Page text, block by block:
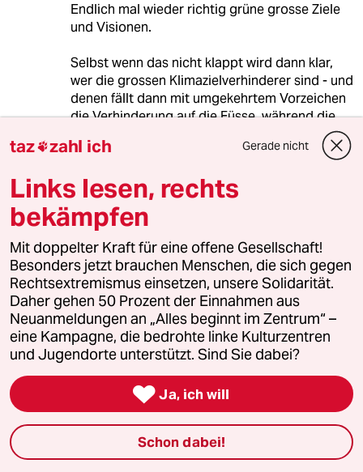
Endlich mal wieder richtig grüne grosse Ziele
und Visionen.
Selbst wenn das nicht klappt wird dann klar,
wer die grossen Klimazielverhinderer sind - und
denen fällt dann mit umgekehrtem Vorzeichen
die Verhinderung auf die Füsse, während die
Gregor Tobias
16.08.2018,17:43 Uhr
Die Menschheit scheint leider nicht in der Lage
zu sein, ihre größte Aufgabe zu lösen, oder
auch nur zu erkennen.
Ob KI da weiterhilft?
8G 84935 (Profil gelöscht)
16.08.2018, 19:46 Uhr
@Gregor Tobias:
Pessimist! Die wahre
Menschheitsaufgabe ist es,
taz zahl ich Gerade nicht
Links lesen, rechts
bekämpfen
Mit doppelter Kraft für eine offene Gesellschaft!
Besonders jetzt brauchen Menschen, die sich gegen
Rechtsextremismus einsetzen, unsere Solidarität.
Daher gehen 50 Prozent der Einnahmen aus
Neuanmeldungen an „Alles beginnt im Zentrum“ –
eine Kampagne, die bedrohte linke Kulturzentren
und Jugendorte unterstützt. Sind Sie dabei?
 Ja, ich will
Schon dabei!